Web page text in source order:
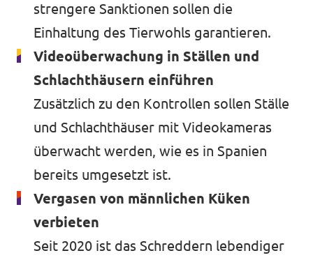
Mitmachen
Kontakt
Offene Stellen
Transparenz
strengere Sanktionen sollen die
Einhaltung des Tierwohls garantieren.
Videoüberwachung in Ställen und
Schlachthäusern einführen
Zusätzlich zu den Kontrollen sollen Ställe
und Schlachthäuser mit Videokameras
überwacht werden, wie es in Spanien
bereits umgesetzt ist.
Vergasen von männlichen Küken
verbieten
Seit 2020 ist das Schreddern lebendiger